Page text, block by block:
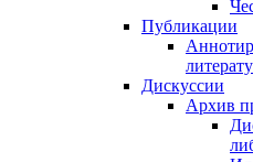
Публикации
Дискуссии
Архив